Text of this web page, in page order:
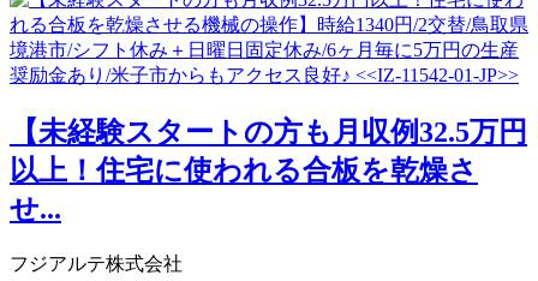
【未経験スタートの方も月収例32.5万円
以上！住宅に使われる合板を乾燥さ
せ...
フジアルテ株式会社